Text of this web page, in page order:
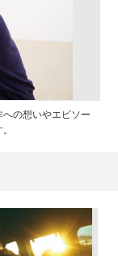
の想いやエピソー